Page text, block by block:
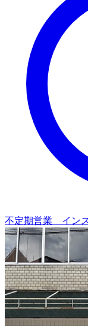
不定期営業 イン